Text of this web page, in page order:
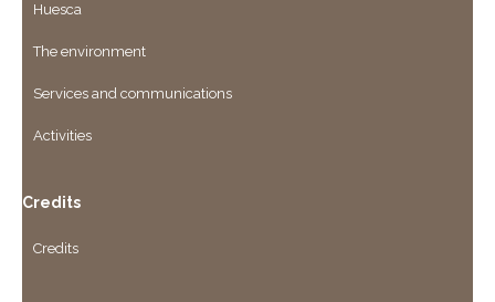
Huesca
The environment
Services and communications
Activities
Credits
Credits